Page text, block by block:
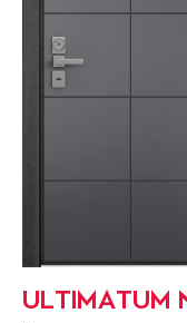
ULTIMATUM